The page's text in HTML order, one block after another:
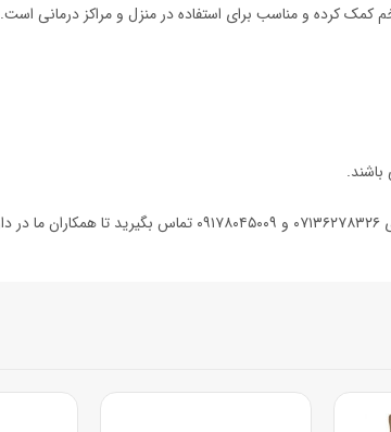
کمک کرده و مناسب برای استفاده در منزل و مراکز درمانی است.